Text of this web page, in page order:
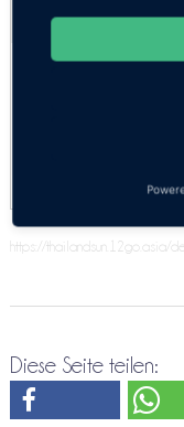
Kosten:
Erste Klasse
https://thailandsun.12go.asia/
Diese Seite teilen: